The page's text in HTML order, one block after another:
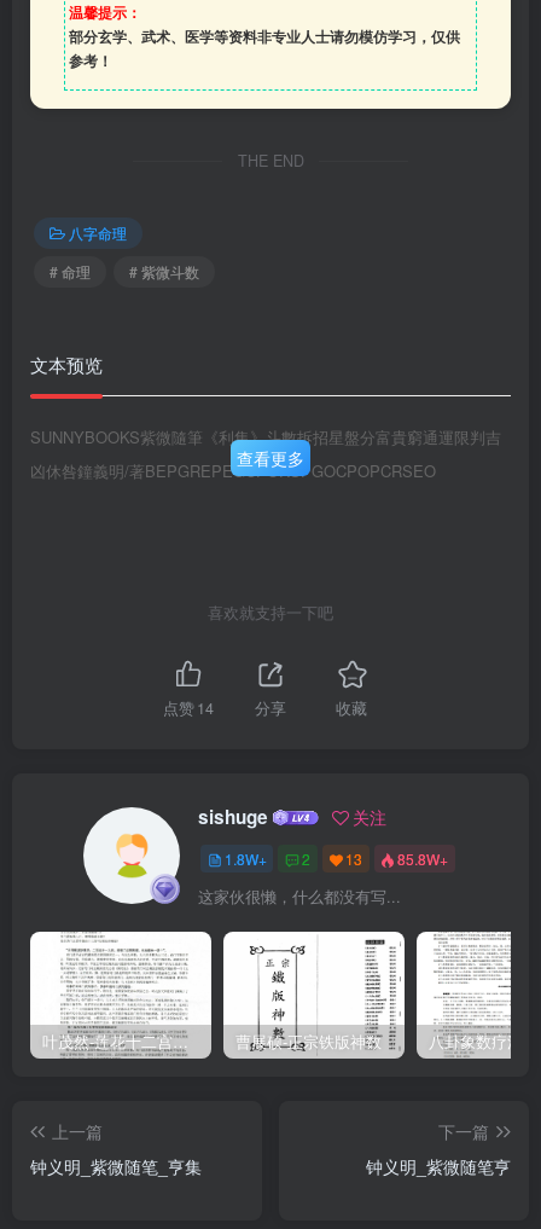
温馨提示：
部分玄学、武术、医学等资料非专业人士请勿模仿学习，仅供
参考！
THE END
八字命理
# 命理
# 紫微斗数
文本预览
SUNNYBOOKS紫微隨筆《利集》斗數拆招星盤分富貴窮通運限判吉
凶休咎鐘義明/著BEPGREPEGCPORSPGOCPOPCRSEO
查看更多
喜欢就支持一下吧
点赞14 分享 收藏
sishuge 关注
1.8W+ 2 13 85.8W+
这家伙很懒，什么都没有写...
叶茂然-莲花十二宫佛家奇门面授及答疑 曹展硕-正宗铁版神数
上一篇
钟义明_紫微随笔_亨集
下一篇
钟义明_紫微随笔亨